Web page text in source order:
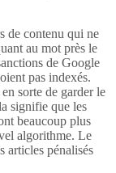
de contenu qui ne
au mot près le
de Google
pas indexés.
sorte de garder le
signifie que les
beaucoup plus
algorithme. Le
articles pénalisés